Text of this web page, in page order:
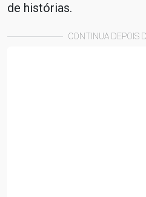
de histórias.
CONTINUA DEPOIS